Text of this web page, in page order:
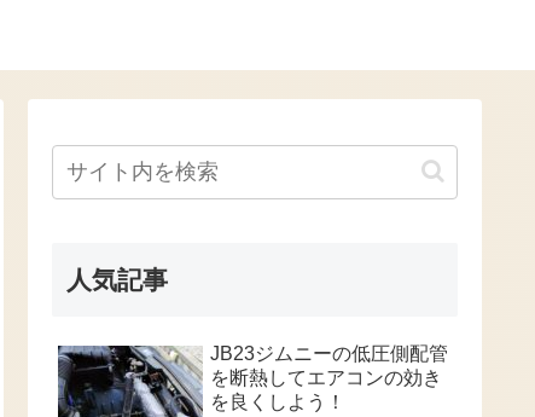
人気記事
JB23ジムニーの低圧側配管
を断熱してエアコンの効き
を良くしよう！